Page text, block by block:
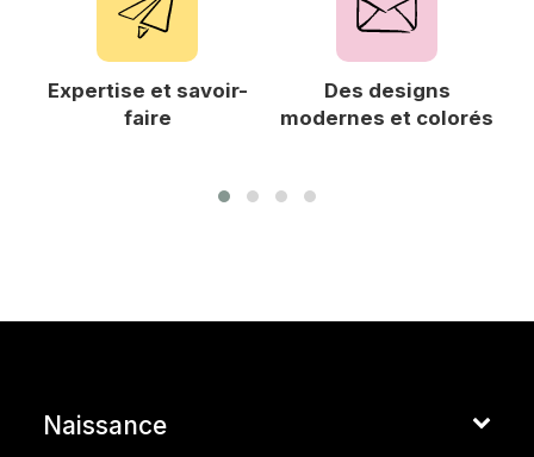
Expertise et savoir-
faire
Des designs
modernes et colorés
Naissance